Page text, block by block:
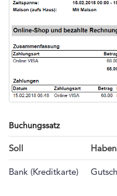
Buchungssatz
Soll Haben
Bank (Kreditkarte)